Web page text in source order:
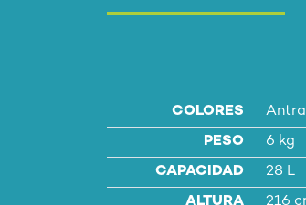
COLORES
PESO
6 kg
CAPACIDAD
28 L
ALTURA
216